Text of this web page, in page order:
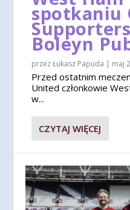
spotkaniu
Boleyn
przezŁukasz Papuda | maj
Przed ostatnim
United członkowie
w...
CZYTAJ WIĘCEJ